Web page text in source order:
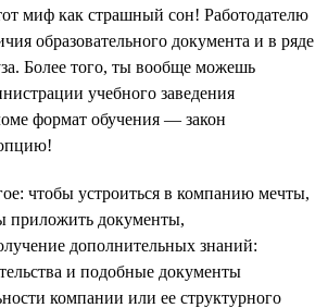
миф как страшный сон! Работодателю
образовательного документа и в ряде
Более того, ты вообще можешь
учебного заведения
формат обучения — закон
чтобы устроиться в компанию мечты,
приложить документы,
дополнительных знаний:
и подобные документы
компании или ее структурного